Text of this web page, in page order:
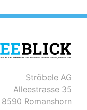
Ströbele AG
Alleestrasse 35
8590 Romanshorn